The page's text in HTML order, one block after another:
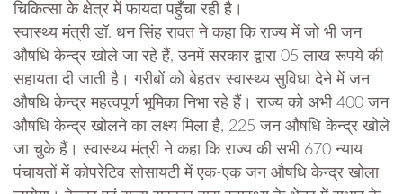
चिकित्सा के क्षेत्र में फायदा पहुँचा रही है।
स्वास्थ्य मंत्री डॉ. धन सिंह रावत ने कहा कि राज्य में जो भी जन
औषधि केन्द्र खोले जा रहे हैं, उनमें सरकार द्वारा 05 लाख रूपये की
सहायता दी जाती है। गरीबों को बेहतर स्वास्थ्य सुविधा देने में जन
औषधि केन्द्र महत्वपूर्ण भूमिका निभा रहे हैं। राज्य को अभी 400 जन
औषधि केन्द्र खोलने का लक्ष्य मिला है, 225 जन औषधि केन्द्र खोले
जा चुके हैं। स्वास्थ्य मंत्री ने कहा कि राज्य की सभी 670 न्याय
पंचायतों में कोपरेटिव सोसायटी में एक-एक जन औषधि केन्द्र खोला